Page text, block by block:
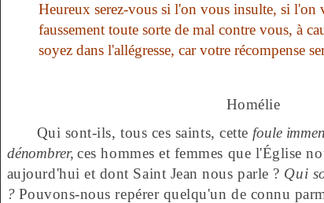
Heureux serez-vous si l'on vous insulte, si l'on
faussement toute sorte de mal contre vous, à
soyez dans l'allégresse, car votre récompense
Homélie
Qui sont-ils, tous ces saints, cette foule
dénombrer,ces hommes et femmes que l'Église
aujourd'hui et dont Saint Jean nous parle ? Qui
? Pouvons-nous repérer quelqu'un de connu